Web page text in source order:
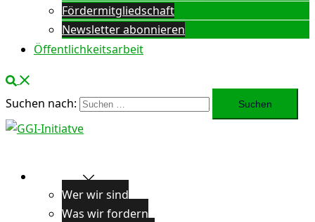
Fördermitgliedschaft
Newsletter abonnieren
Öffentlichkeitsarbeit
Suchen nach:
Über uns
Wer wir sind
Was wir fordern